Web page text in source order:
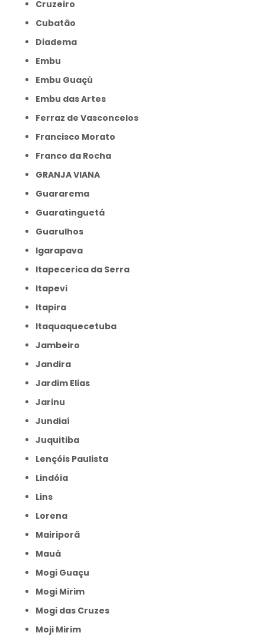
Cruzeiro
Cubatão
Diadema
Embu
Embu Guaçú
Embu das Artes
Ferraz de Vasconcelos
Francisco Morato
Franco da Rocha
GRANJA VIANA
Guararema
Guaratinguetá
Guarulhos
Igarapava
Itapecerica da Serra
Itapevi
Itapira
Itaquaquecetuba
Jambeiro
Jandira
Jardim Elias
Jarinu
Jundiaí
Juquitiba
Lençóis Paulista
Lindóia
Lins
Lorena
Mairiporã
Mauá
Mogi Guaçu
Mogi Mirim
Mogi das Cruzes
Moji Mirim